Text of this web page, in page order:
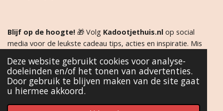
Deze website gebruikt cookies voor analyse-
doeleinden en/of het tonen van advertenties.
Door gebruik te blijven maken van de site gaat
u hiermee akkoord.
Blijf op de hoogte! 🎁 Volg Kadootjethuis.nl op social
media voor de leukste cadeau tips, acties en inspiratie. Mis
F
a
c
I
n
s
W
h
a
T
k